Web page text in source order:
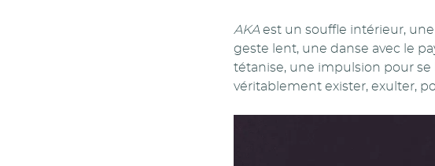
AKA est un souffle intérieur,
geste lent, une danse avec le
tétanise, une impulsion pour se
véritablement exister, exulter,